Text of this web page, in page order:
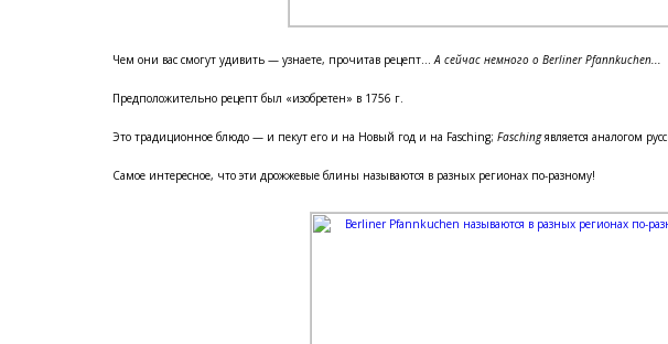
Чем они вас смогут удивить — узнаете, прочитав рецепт...А сейчас немного о Berliner Pfannkuchen...
Предположительно рецепт был «изобретен» в 1756 г.
Это традиционное блюдо — и пекут его и на Новый год и на Fasching; Faschingявляется аналогом
Самое интересное, что эти дрожжевые блины называются в разных регионах по-разному!